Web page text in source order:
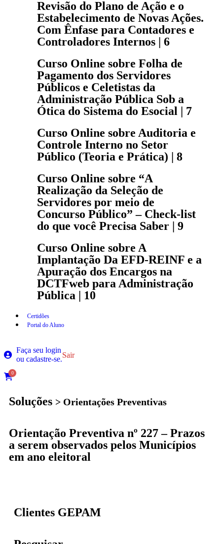
Revisão do Plano de Ação e o
Estabelecimento de Novas Ações.
Com Ênfase para Contadores e
Controladores Internos | 6
Curso Online sobre Folha de
Pagamento dos Servidores
Públicos e Celetistas da
Administração Pública Sob a
Ótica do Sistema do Esocial | 7
Curso Online sobre Auditoria e
Controle Interno no Setor
Público (Teoria e Prática) | 8
Curso Online sobre “A
Realização da Seleção de
Servidores por meio de
Concurso Público” – Check-list
do que você Precisa Saber | 9
Curso Online sobre A
Implantação Da EFD-REINF e a
Apuração dos Encargos na
DCTFweb para Administração
Pública | 10
Certidões
Portal do Aluno
Faça seu login
ou cadastre-se.Sair
0
Soluções > Orientações Preventivas
Orientação Preventiva nº 227 – Prazos
a serem observados pelos Municípios
em ano eleitoral
Clientes GEPAM